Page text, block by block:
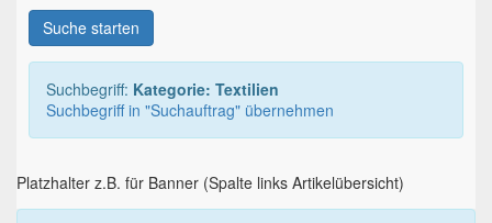
Suche starten
Suchbegriff: Kategorie: Textilien
Suchbegriff in "Suchauftrag" übernehmen
Platzhalter z.B. für Banner (Spalte links Artikelübersicht)